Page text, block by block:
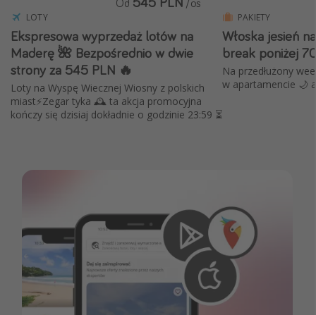
LOTY
Ekspresowa wyprzedaż lotów na
Maderę 🌺 Bezpośrednio w dwie
strony za 545 PLN 🔥
Loty na Wyspę Wiecznej Wiosny z polskich
miast⚡️Zegar tyka 🕰️ ta akcja promocyjna
kończy się dzisiaj dokładnie o godzinie 23:59 ⏳
Od /os
PAKIETY
Włoska jesień
break poniżej
Na przedłużony
w apartamencie